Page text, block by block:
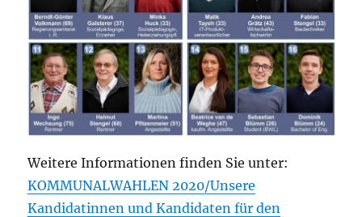
Weitere Informationen finden Sie unter:
KOMMUNALWAHLEN 2020/Unsere
Kandidatinnen und Kandidaten für den